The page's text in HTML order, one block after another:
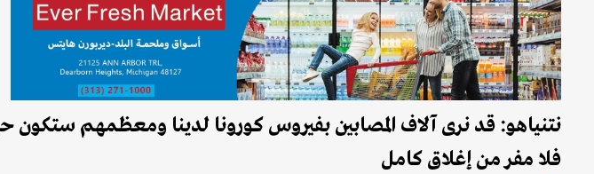
نتنياهو: قد نرى آلاف المصابين بفيروس كورونا لدينا ومعظمهم
فلا مفر من إغلاق كامل